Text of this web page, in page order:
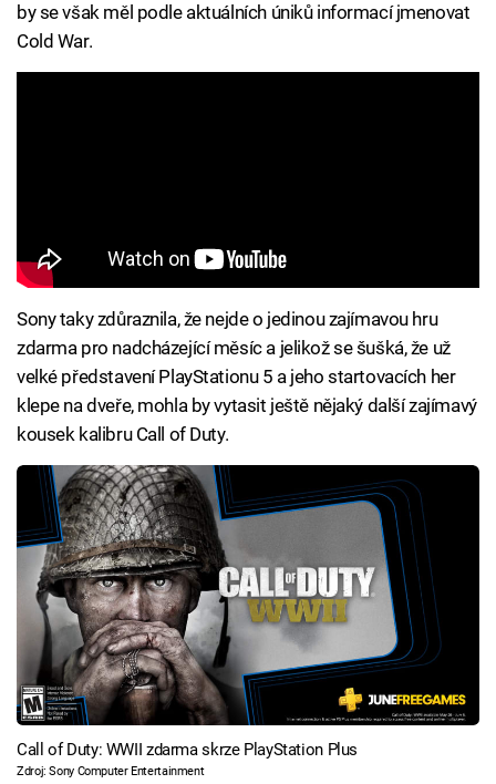
by se však měl podle aktuálních úniků informací jmenovat
Cold War.
Sony taky zdůraznila, že nejde o jedinou zajímavou hru
zdarma pro nadcházející měsíc a jelikož se šušká, že už
velké představení PlayStationu 5 a jeho startovacích her
klepe na dveře, mohla by vytasit ještě nějaký další zajímavý
kousek kalibru Call of Duty.
Call of Duty: WWII zdarma skrze PlayStation Plus
Zdroj: Sony Computer Entertainment